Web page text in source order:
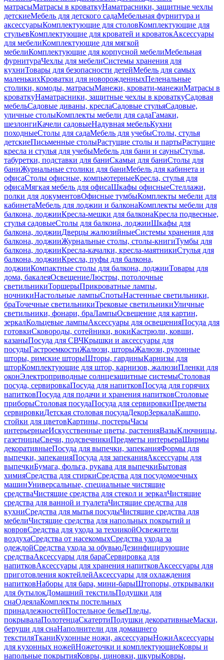
матрасыМатрасы в кроваткуНаматрасники, защитные чехлы
детскиеМебель для детского садаМебельная фурнитура и
аксессуарыКомплектующие для столовКомплектующие для
стульевКомплектующие для кроватей и кроватокАксессуары
для мебелиКомплектующие для мягкой
мебелиКомплектующие для корпусной мебелиМебельная
фурнитураЧехлы для мебелиСистемы хранения для
кухниТовары для безопасности детейМебель для самых
маленькихКроватки для новорожденныхПеленальные
столики, комоды, матрасыМанежи, кровати-манежиМатрасы в
кроваткуНаматрасники, защитные чехлы в кроваткуСадовая
мебельСадовые диваны, креслаСадовые стульяСадовые,
уличные столыКомплекты мебели для садаГамаки,
шезлонгиКачели садовыеНадувная мебельКухни
походныеСтолы для садаМебель для учебыСтолы, стулья
детскиеПисьменные столыРастущие столы и партыРастущие
кресла и стулья для учебыМебель для бани и сауныСтулья,
табуретки, подставки для баниСкамьи для баниСтолы для
баниЖурнальные столики для баниМебель для кабинета и
офисаСтолы офисные, компьютерныеКресла, стулья для
офисаМягкая мебель для офисаШкафы офисныеСтеллажи,
полки для документовОфисные тумбыКомплекты мебели для
кабинетаМебель для лоджии и балконаКомплекты мебели для
балкона, лоджииКресла-мешки для балконаКресла подвесные,
стулья садовыеСтолы для балкона, лоджииШкафы для
балкона, лоджииДверцы жалюзийныеСистемы хранения для
балкона, лоджииЖурнальные столы, столы-книгиТумбы для
балкона, лоджииКресла-качалки, кресла-маятникиСтулья для
балкона, лоджииКресла, пуфы для балкона,
лоджииКомпактные столы для балкона, лоджииТовары для
дома, бакалеяОсвещениеЛюстры, потолочные
светильникиТоршерыПрикроватные лампы,
ночникиНастольные лампыСпотыНастенные светильники,
браТочечные светильникиТрековые светильникиУличные
светильники, фонари, браЛампыОсвещение для картин,
зеркалКольцевые лампыАксессуары для освещенияПосуда для
готовкиСковороды, сотейники, вокиКастрюли, ковши,
казаныПосуда для СВЧКрышки и аксессуары для
посудыГастроемкостиЖалюзи, шторыЖалюзи, рулонные
шторы, римские шторыШторы, гардиныКарнизы для
шторКомплектующие для штор, карнизов, жалюзиПленки для
оконЭлектроприводные солнцезащитные системыСтоловая
посуда, сервировкаПосуда для напитковПосуда для горячих
напитковПосуда для подачи и хранения напитковСтоловые
приборыСтоловая посудаПосуда для сервировкиПредметы
сервировкиДетская столовая посудаДекорЗеркалаКашпо,
стойки для цветовКартины, постерыЧасы
интерьерныеИскусственные цветы, растенияВазыКлючницы,
газетницыСвечи, подсвечникиПредметы интерьераШирмы
декоративныеПосуда для выпечки, запеканияФормы для
выпечки, запеканияПосуда для запеканияАксессуары для
выпечкиБумага, фольга, рукава для выпечкиБытовая
химияСредства для стиркиСредства для посудомоечных
машинУниверсальные, специальные чистящие
средстваЧистящие средства для стекол и зеркалЧистящие
средства для ванной и туалетаЧистящие средства для
кухниСредства для мытья посудыЧистящие средства для
мебелиЧистящие средства для напольных покрытий и
ковровСредства для ухода за техникойОсвежители
воздухаСредства от насекомыхСредства ухода за
одеждойСредства ухода за обувьюДезинфицирующие
средстваАксессуары для бараСервировка для
напитковАксессуары для хранения напитковАксессуары для
приготовления коктейлейАксессуары для охлаждения
напитковНаборы для бара, мини-барыШтопоры, открывалки
для бутылокДомашний текстильПодушки для
снаОдеялаКомплекты постельных
принадлежностейПостельное бельеПледы,
покрывалаПолотенцаСкатертиПодушки декоративныеМаски,
беруши для снаНаполнители для домашнего
текстиляТканиКухонные ножи, аксессуарыНожиАксессуары
для кухонных ножейНожеточки и комплектующиеКовры и
напольные покрытияКовры, циновки, шкурыКовры,